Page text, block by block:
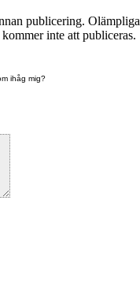
publicering. Olämpliga
inte att publiceras.
ihåg mig?